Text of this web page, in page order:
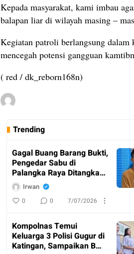
Kepada masyarakat, kami imbau
balapan liar di wilayah masing –
Kegiatan patroli berlangsung dalam
mencegah potensi gangguan
( red / dk_reborn168n)
Trending
Gagal Buang Barang Bukti,
Pengedar Sabu di
Palangka Raya Ditangkap
PolisiIrwan
0 0 7/07/2026
Kompolnas Temui
Keluarga 3 Polisi Gugur di
Katingan, Sampaikan Bela